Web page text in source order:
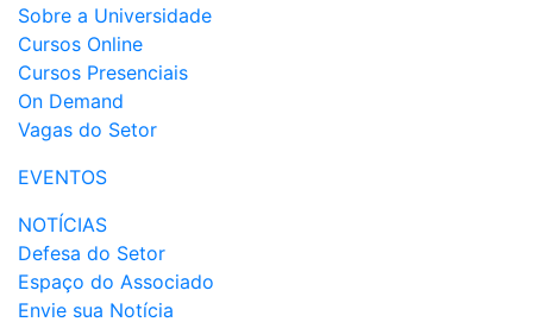
Sobre a Universidade
Cursos Online
Cursos Presenciais
On Demand
Vagas do Setor
EVENTOS
NOTÍCIAS
Defesa do Setor
Espaço do Associado
Envie sua Notícia